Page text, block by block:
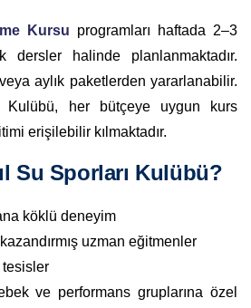
Kursu programları haftada 2–3
dersler halinde planlanmaktadır.
aylık paketlerden yararlanabilir.
Kulübü, her bütçeye uygun kurs
erişilebilir kılmaktadır.
Su Sporları Kulübü?
köklü deneyim
uzman eğitmenler
ve performans gruplarına özel